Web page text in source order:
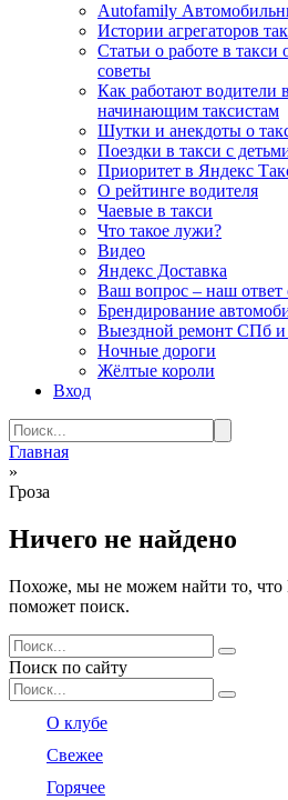
Autofamily
Истории агрегаторов
Статьи о работе в
советы
Как работают водители
начинающим таксистам
Шутки и анекдоты о
Поездки в такси с
Приоритет в Яндекс
О рейтинге водителя
Чаевые в такси
Что такое лужи?
Видео
Яндекс Доставка
Ваш вопрос – наш ответ
Брендирование
Выездной ремонт СПб
Ночные дороги
Жёлтые короли
Вход
Search
for:
Главная
»
Гроза
Ничего не найдено
Похоже, мы не можем найти то,
поможет поиск.
Search
for:
Поиск по сайту
Search
for:
О клубе
Свежее
Горячее